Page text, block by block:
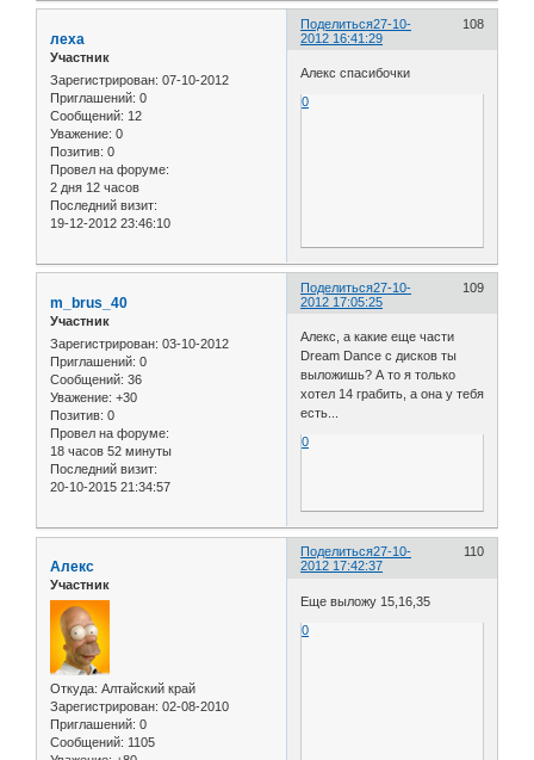
Поделиться 108
27-10-
2012 16:41:29
леха
Участник
Зарегистрирован: 07-10-2012
Приглашений: 0
Сообщений: 12
Уважение: 0
Позитив: 0
Провел на форуме:
2 дня 12 часов
Последний визит:
19-12-2012 23:46:10
Алекс спасибочки
0
Поделиться 109
27-10-
2012 17:05:25
m_brus_40
Участник
Зарегистрирован: 03-10-2012
Приглашений: 0
Сообщений: 36
Уважение: +30
Позитив: 0
Провел на форуме:
18 часов 52 минуты
Последний визит:
20-10-2015 21:34:57
Алекс, а какие еще части
Dream Dance с дисков ты
выложишь? А то я только
хотел 14 грабить, а она у тебя
есть...
0
Поделиться 110
27-10-
2012 17:42:37
Алекс
Участник
Откуда: Алтайский край
Зарегистрирован: 02-08-2010
Приглашений: 0
Сообщений: 1105
Еще выложу 15,16,35
0